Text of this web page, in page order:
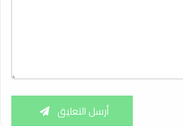
أرسل التعليق